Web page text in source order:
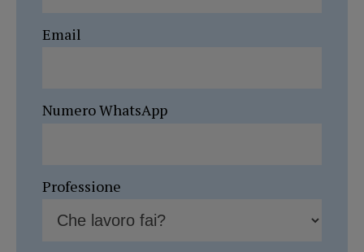
Email
Numero WhatsApp
Professione